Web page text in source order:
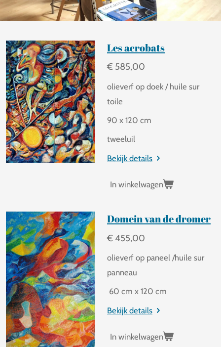
Les acrobats
€ 585,00
olieverf op doek / huile sur
toile
90 x 120 cm
tweeluil
Bekijk details
In winkelwagen
Domein van de dromer
€ 455,00
olieverf op paneel /huile sur
panneau
60 cm x 120 cm
Bekijk details
In winkelwagen